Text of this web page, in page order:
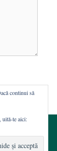
continui să
uită-te aici: